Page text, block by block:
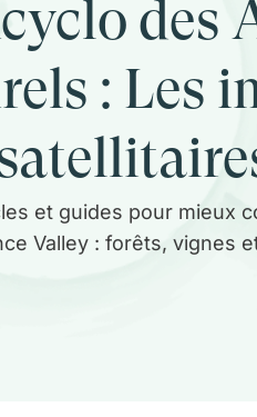
des
: Les
et guides pour mieux
Valley : forêts, vignes